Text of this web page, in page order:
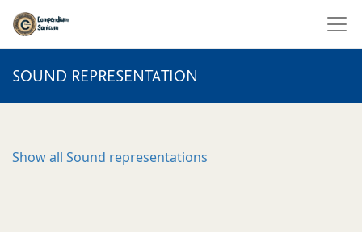
SOUND REPRESENTATION
Show all Sound representations